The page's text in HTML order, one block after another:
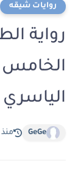
روايات شيقه
رواية
الياسري
GeGe